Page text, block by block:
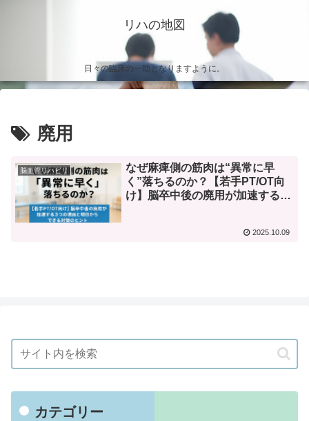
リハの地図
日々の臨床の一助となりますように。
廃用
脳血管リハビリ
なぜ麻痺側の筋肉は“異常に早
く”落ちるのか？【若手PT/OT向
け】脳卒中後の廃用が加速する3
2025.10.09
カテゴリー